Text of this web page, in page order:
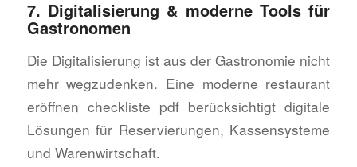
7. Digitalisierung & moderne Tools für
Gastronomen
Die Digitalisierung ist aus der Gastronomie nicht
mehr wegzudenken. Eine moderne restaurant
eröffnen checkliste pdf berücksichtigt digitale
Lösungen für Reservierungen, Kassensysteme
und Warenwirtschaft.